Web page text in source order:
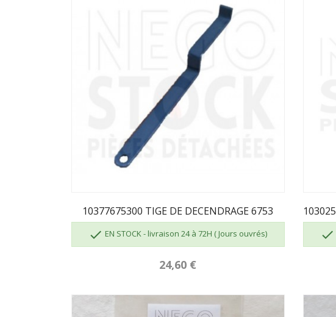
10377675300 TIGE DE DECENDRAGE 6753
 EN STOCK - livraison 24 à 72H ( Jours ouvrés)
24,60 €
